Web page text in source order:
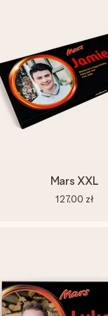
Mars XXL
127,00 zł